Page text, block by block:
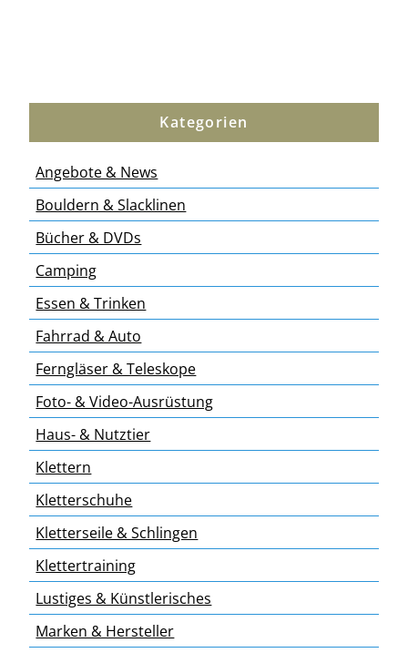
Kategorien
Angebote & News
Bouldern & Slacklinen
Bücher & DVDs
Camping
Essen & Trinken
Fahrrad & Auto
Ferngläser & Teleskope
Foto- & Video-Ausrüstung
Haus- & Nutztier
Klettern
Kletterschuhe
Kletterseile & Schlingen
Klettertraining
Lustiges & Künstlerisches
Marken & Hersteller